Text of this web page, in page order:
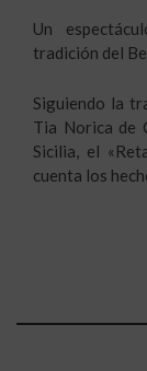
Un
tradición del
Siguiendo la
Tia Norica de
Sicilia, el
cuenta los